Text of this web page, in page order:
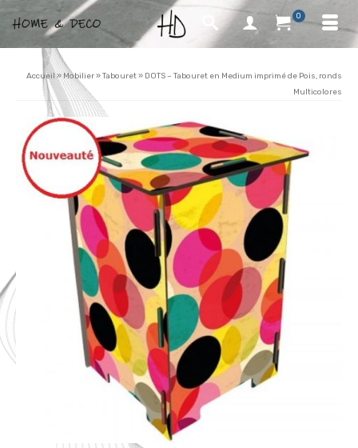
0
Accueil»Mobilier»Tabouret» DOTS – Tabouret en Medium imprimé de Pois, ronds
Multicolores